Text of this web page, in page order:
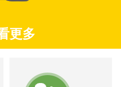
方案和资源，满足各方面需
学员资料存档，后期享受优
质教育活动，学员结营后均
/客户创造更多价值。
更多